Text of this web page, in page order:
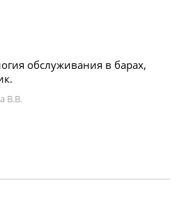
обслуживания в барах,
В.В.